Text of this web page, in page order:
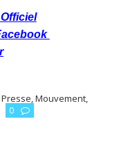
Presse, Mouvement,
0